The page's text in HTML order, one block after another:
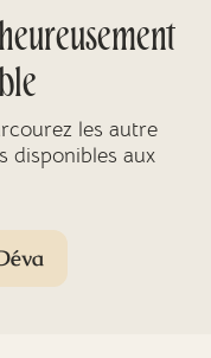
les autre
disponibles aux